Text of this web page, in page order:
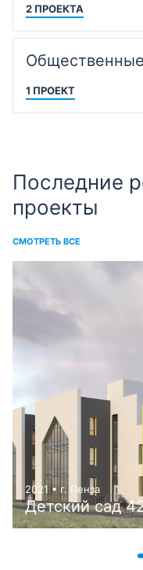
2 ПРОЕКТА
1 ПРОЕКТ
Последние
проекты
СМОТРЕТЬ ВСЕ
2021 • г. Пенза
Детский сад